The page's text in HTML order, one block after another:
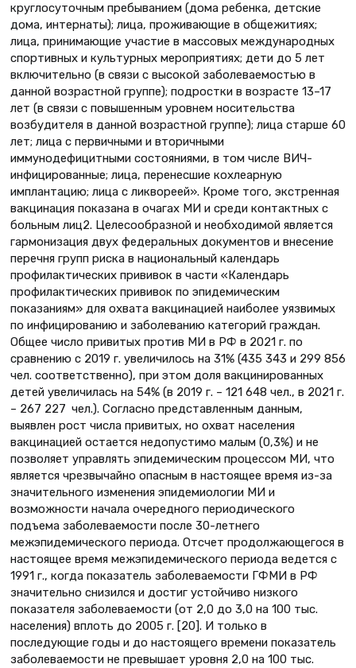
круглосуточным пребыванием (дома ребенка, детские
дома, интернаты); лица, проживающие в общежитиях;
лица, принимающие участие в массовых международных
спортивных и культурных мероприятиях; дети до 5 лет
включительно (в связи с высокой заболеваемостью в
данной возрастной группе); подростки в возрасте 13–17
лет (в связи с повышенным уровнем носительства
возбудителя в данной возрастной группе); лица старше 60
лет; лица с первичными и вторичными
иммунодефицитными состояниями, в том числе ВИЧ-
инфицированные; лица, перенесшие кохлеарную
имплантацию; лица с ликвореей». Кроме того, экстренная
вакцинация показана в очагах МИ и среди контактных с
больным лиц2. Целесообразной и необходимой является
гармонизация двух федеральных документов и внесение
перечня групп риска в национальный календарь
профилактических прививок в части «Календарь
профилактических прививок по эпидемическим
показаниям» для охвата вакцинацией наиболее уязвимых
по инфицированию и заболеванию категорий граждан.
Общее число привитых против МИ в РФ в 2021 г. по
сравнению с 2019 г. увеличилось на 31% (435 343 и 299 856
чел. соответственно), при этом доля вакцинированных
детей увеличилась на 54% (в 2019 г. – 121 648 чел., в 2021 г.
– 267 227 чел.). Согласно представленным данным,
выявлен рост числа привитых, но охват населения
вакцинацией остается недопустимо малым (0,3%) и не
позволяет управлять эпидемическим процессом МИ, что
является чрезвычайно опасным в настоящее время из-за
значительного изменения эпидемиологии МИ и
возможности начала очередного периодического
подъема заболеваемости после 30-летнего
межэпидемического периода. Отсчет продолжающегося в
настоящее время межэпидемического периода ведется с
1991 г., когда показатель заболеваемости ГФМИ в РФ
значительно снизился и достиг устойчиво низкого
показателя заболеваемости (от 2,0 до 3,0 на 100 тыс.
населения) вплоть до 2005 г. [20]. И только в
последующие годы и до настоящего времени показатель
заболеваемости не превышает уровня 2,0 на 100 тыс.